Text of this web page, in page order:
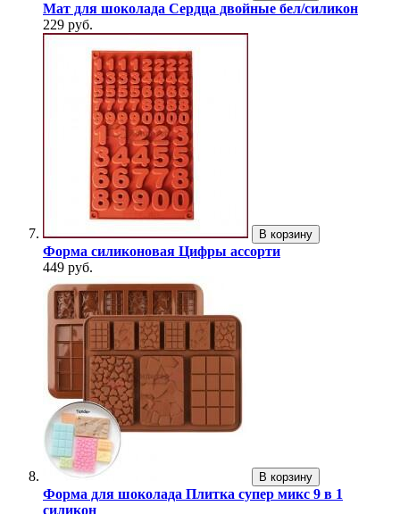
Мат для шоколада Сердца двойные бел/силикон
229 руб.
В корзину
Форма силиконовая Цифры ассорти
449 руб.
В корзину
Форма для шоколада Плитка супер микс 9 в 1
силикон